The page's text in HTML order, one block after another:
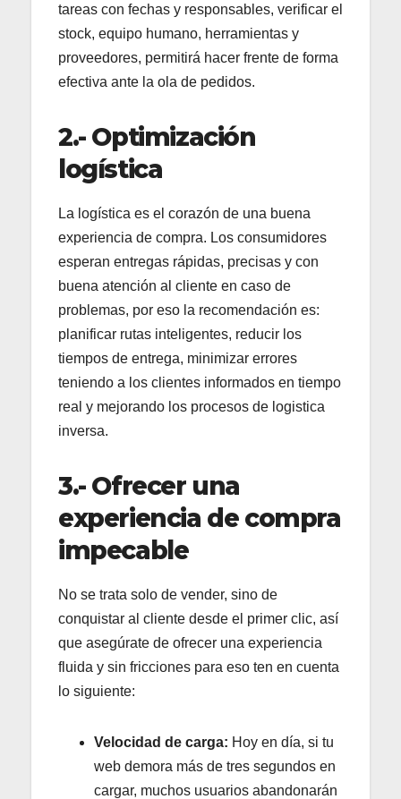
tareas con fechas y responsables, verificar el
stock, equipo humano, herramientas y
proveedores, permitirá hacer frente de forma
efectiva ante la ola de pedidos.
2.- Optimización
logística
La logística es el corazón de una buena
experiencia de compra. Los consumidores
esperan entregas rápidas, precisas y con
buena atención al cliente en caso de
problemas, por eso la recomendación es:
planificar rutas inteligentes, reducir los
tiempos de entrega, minimizar errores
teniendo a los clientes informados en tiempo
real y mejorando los procesos de logistica
inversa.
3.- Ofrecer una
experiencia de compra
impecable
No se trata solo de vender, sino de
conquistar al cliente desde el primer clic, así
que asegúrate de ofrecer una experiencia
fluida y sin fricciones para eso ten en cuenta
lo siguiente:
Velocidad de carga: Hoy en día, si tu
web demora más de tres segundos en
cargar, muchos usuarios abandonarán